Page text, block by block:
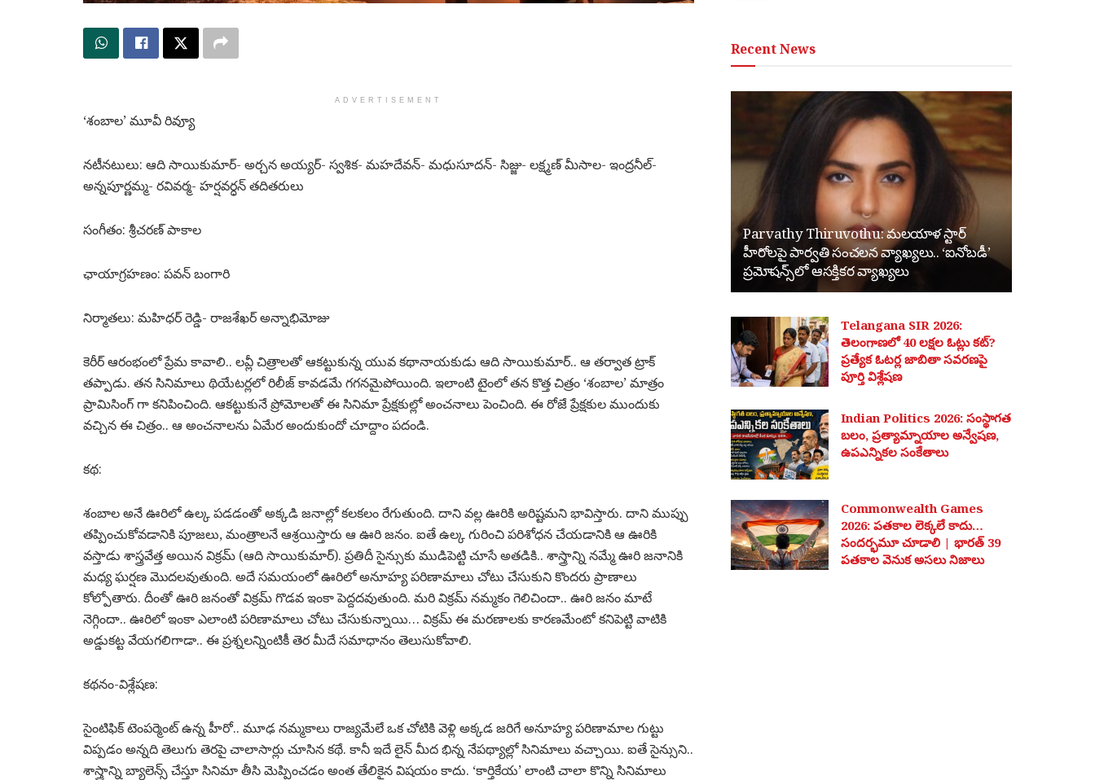
ADVERTISEMENT
‘శంబాల’ మూవీ రివ్యూ
నటీనటులు: ఆది సాయికుమార్- అర్చన అయ్యర్- స్వశిక- మహదేవన్- మధుసూదన్- సిజ్జు- లక్ష్మణ్ మీసాల- ఇంద్రనీల్-
అన్నపూర్ణమ్మ- రవివర్మ- హర్షవర్ధన్ తదితరులు
సంగీతం: శ్రీచరణ్ పాకాల
ఛాయాగ్రహణం: పవన్ బంగారి
నిర్మాతలు: మహిధర్ రెడ్డి- రాజశేఖర్ అన్నాభిమోజు
కెరీర్ ఆరంభంలో ప్రేమ కావాలి.. లవ్లీ చిత్రాలతో ఆకట్టుకున్న యువ కథానాయకుడు ఆది సాయికుమార్.. ఆ తర్వాత ట్రాక్
తప్పాడు. తన సినిమాలు థియేటర్లలో రిలీజ్ కావడమే గగనమైపోయింది. ఇలాంటి టైంలో తన కొత్త చిత్రం ‘శంబాల’ మాత్రం
ప్రామిసింగ్ గా కనిపించింది. ఆకట్టుకునే ప్రోమోలతో ఈ సినిమా ప్రేక్షకుల్లో అంచనాలు పెంచింది. ఈ రోజే ప్రేక్షకుల ముందుకు
వచ్చిన ఈ చిత్రం.. ఆ అంచనాలను ఏమేర అందుకుందో చూద్దాం పదండి.
కథ:
శంబాల అనే ఊరిలో ఉల్క పడడంతో అక్కడి జనాల్లో కలకలం రేగుతుంది. దాని వల్ల ఊరికి అరిష్టమని భావిస్తారు. దాని ముప్పు
తప్పించుకోవడానికి పూజలు, మంత్రాలనే ఆశ్రయిస్తారు ఆ ఊరి జనం. ఐతే ఉల్క గురించి పరిశోధన చేయడానికి ఆ ఊరికి
వస్తాడు శాస్త్రవేత్త అయిన విక్రమ్ (ఆది సాయికుమార్). ప్రతిదీ సైన్సుకు ముడిపెట్టి చూసే అతడికి.. శాస్త్రాన్ని నమ్మే ఊరి జనానికి
మధ్య ఘర్షణ మొదలవుతుంది. అదే సమయంలో ఊరిలో అనూహ్య పరిణామాలు చోటు చేసుకుని కొందరు ప్రాణాలు
కోల్పోతారు. దీంతో ఊరి జనంతో విక్రమ్ గొడవ ఇంకా పెద్దదవుతుంది. మరి విక్రమ్ నమ్మకం గెలిచిందా.. ఊరి జనం మాటే
నెగ్గిందా.. ఊరిలో ఇంకా ఎలాంటి పరిణామాలు చోటు చేసుకున్నాయి… విక్రమ్ ఈ మరణాలకు కారణమేంటో కనిపెట్టి వాటికి
అడ్డుకట్ట వేయగలిగాడా.. ఈ ప్రశ్నలన్నింటికీ తెర మీదే సమాధానం తెలుసుకోవాలి.
కథనం-విశ్లేషణ:
సైంటిఫిక్ టెంపర్మెంట్ ఉన్న హీరో.. మూఢ నమ్మకాలు రాజ్యమేలే ఒక చోటికి వెళ్లి అక్కడ జరిగే అనూహ్య పరిణామాల గుట్టు
విప్పడం అన్నది తెలుగు తెరపై చాలాసార్లు చూసిన కథే. కానీ ఇదే లైన్ మీద భిన్న నేపథ్యాల్లో సినిమాలు వచ్చాయి. ఐతే సైన్సుని..
శాస్త్రాన్ని బ్యాలెన్స్ చేస్తూ సినిమా తీసి మెప్పించడం అంత తేలికైన విషయం కాదు. ‘కార్తికేయ’ లాంటి చాలా కొన్ని సినిమాలు
Recent News
Parvathy Thiruvothu: మలయాళ స్టార్
హీరోలపై పార్వతి సంచలన వ్యాఖ్యలు.. ‘ఐనోబడీ’
ప్రమోషన్స్‌లో ఆసక్తికర వ్యాఖ్యలు
Telangana SIR 2026:
తెలంగాణలో 40 లక్షల ఓట్లు కట్?
ప్రత్యేక ఓటర్ల జాబితా సవరణపై
పూర్తి విశ్లేషణ
Indian Politics 2026: సంస్థాగత
బలం, ప్రత్యామ్నాయాల అన్వేషణ,
ఉపఎన్నికల సంకేతాలు
Commonwealth Games
2026: పతకాల లెక్కలే కాదు…
సందర్భమూ చూడాలి | భారత్ 39
పతకాల వెనుక అసలు నిజాలు